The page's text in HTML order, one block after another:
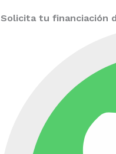
Solicita tu financiación